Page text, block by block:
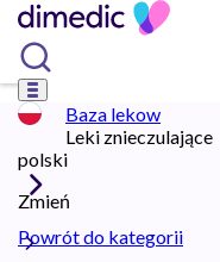
polski
Zmień
Baza lekow
Leki znieczulające
Powrót do kategorii